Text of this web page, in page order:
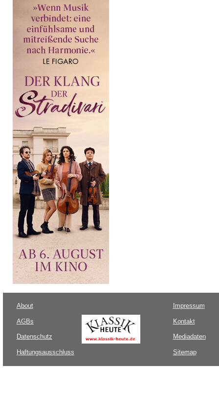
About
AGBs
Datenschutz
Haftungsausschluss
Impressum
Kontakt
Mediadaten
Sitemap